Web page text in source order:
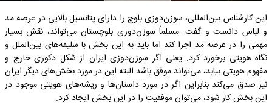
این کارشناس بین‌المللی، سوزن‌دوزی بلوچ را دارای پتانسیل بالایی در عرصه مد
و لباس دانست و گفت: مسلماً سوزن‌دوزی بلوچستان می‌تواند، نقش بسیار
مهمی را در عرصه مد اجرا کند اما باید به این بخش با سلیقه‌های بین‌الملل و
نگاه هویتی برخورد کرد. یعنی اگر سوزن‌دوزی ایران از شکل دکوری خارج و
مفهوم هویتی بیابد، می‌تواند موفق باشد البته این در مورد بخش‌های دیگر ایران
نیز صدق می‌کند بنابراین اگر در مورد داستان‌ها و ریشه‌های هویتی موجود در
این بخش کار شود، می‌توان موفقیت را در این بخش ایجاد کرد.